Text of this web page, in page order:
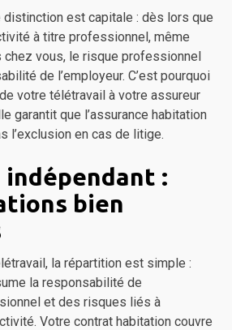
est capitale : dès lors que
à titre professionnel, même
vous, le risque professionnel
de l’employeur. C’est pourquoi
votre télétravail à votre assureur
garantit que l’assurance habitation
l’exclusion en cas de litige.
indépendant :
bien
la répartition est simple :
la responsabilité de
et des risques liés à
Votre contrat habitation couvre